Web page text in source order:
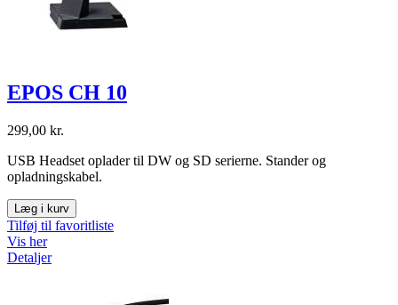
EPOS CH 10
299,00 kr.
USB Headset oplader til DW og SD serierne. Stander og
opladningskabel.
Læg i kurv
Tilføj til favoritliste
Vis her
Detaljer